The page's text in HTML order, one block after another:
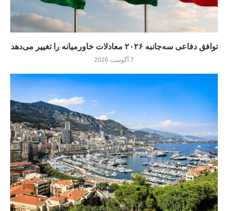
توافق دفاعی سه‌جانبه ۲۰۲۶ معادلات خاورمیانه را تغییر می‌دهد
7 آگوست 2026